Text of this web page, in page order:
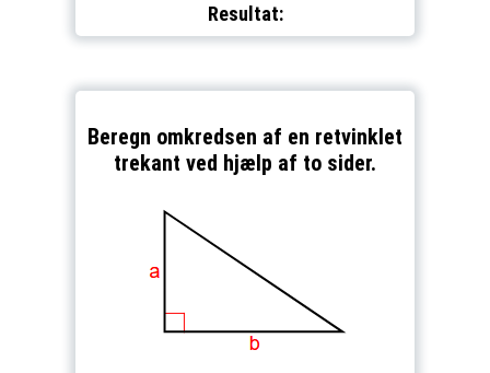
Resultat:
Beregn omkredsen af en retvinklet
trekant ved hjælp af to sider.